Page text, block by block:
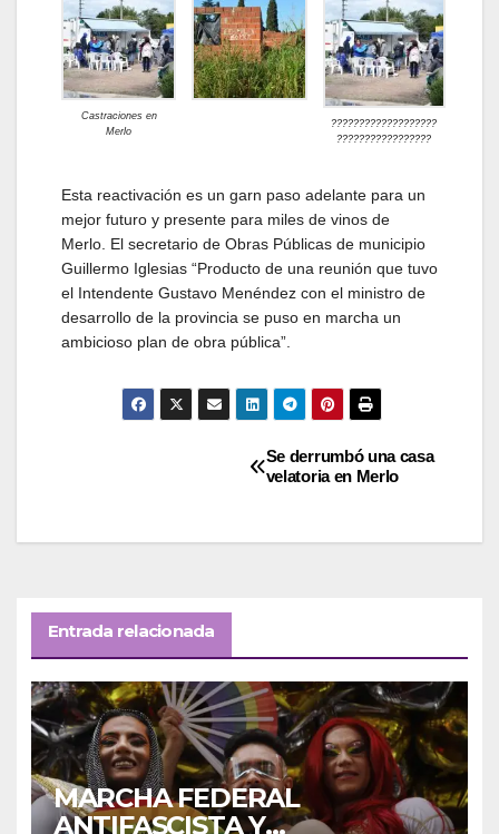
Castraciones en
Merlo
???????????????????
?????????????????
Esta reactivación es un garn paso adelante para un
mejor futuro y presente para miles de vinos de
Merlo. El secretario de Obras Públicas de municipio
Guillermo Iglesias “Producto de una reunión que tuvo
el Intendente Gustavo Menéndez con el ministro de
desarrollo de la provincia se puso en marcha un
ambicioso plan de obra pública”.
Navegación Se derrumbó una casa
velatoria en Merlo
Entrada relacionada
MARCHA FEDERAL
ANTIFASCISTA Y